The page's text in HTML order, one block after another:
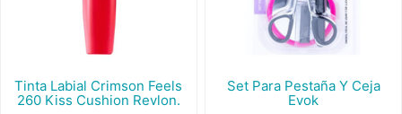
Tinta Labial Crimson Feels
260 Kiss Cushion Revlon.
Set Para Pestaña Y Ceja
Evok